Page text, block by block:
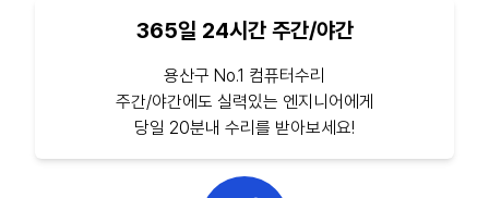
365일 24시간 주간/야간
용산구 No.1 컴퓨터수리
주간/야간에도 실력있는 엔지니어에게
당일 20분내 수리를 받아보세요!